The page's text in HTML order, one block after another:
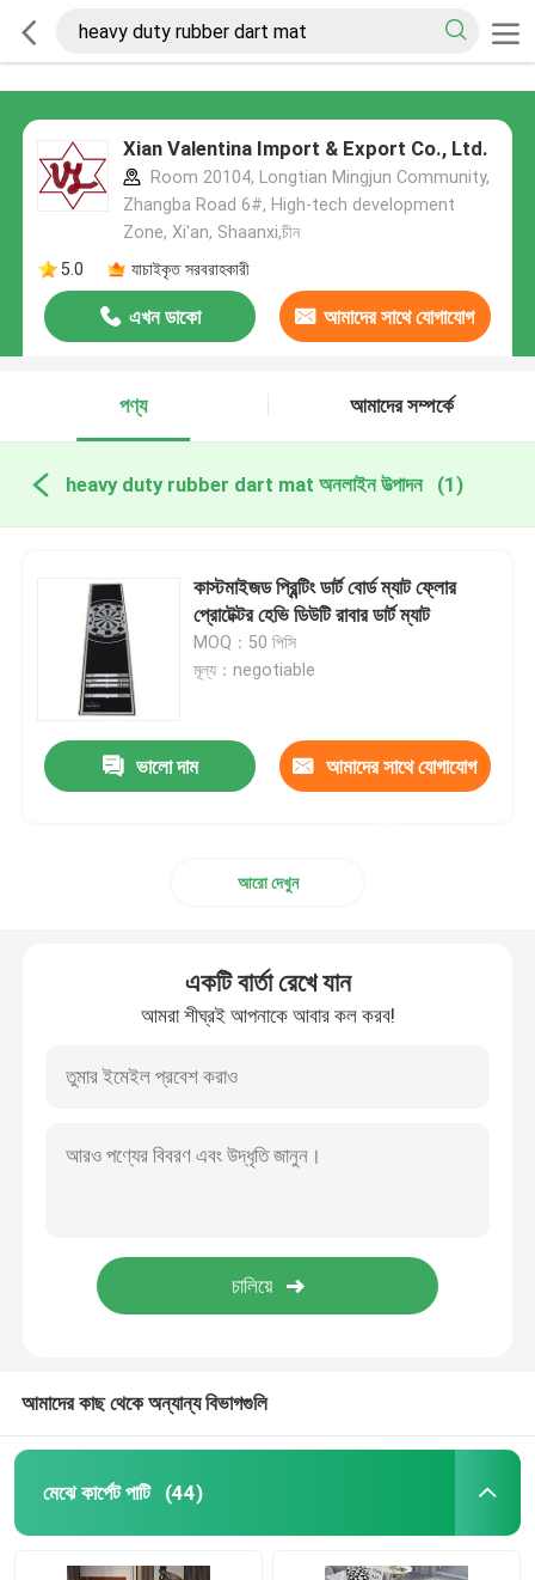
Xian Valentina Import & Export Co., Ltd.
Room 20104, Longtian Mingjun Community,
Zhangba Road 6#, High-tech development
Zone, Xi'an, Shaanxi,চীন
5.0
যাচাইকৃত সরবরাহকারী
এখন ডাকো আমাদের সাথে যোগাযোগ
পণ্য
আমাদের সম্পর্কে
heavy duty rubber dart mat অনলাইন উত্পাদন (1)
কাস্টমাইজড প্রিন্টিং ডার্ট বোর্ড ম্যাট ফ্লোর
প্রোটেক্টর হেভি ডিউটি ​​রাবার ডার্ট ম্যাট
MOQ：50 পিসি
মূল্য：negotiable
ভালো দাম আমাদের সাথে যোগাযোগ
আরো দেখুন
একটি বার্তা রেখে যান
আমরা শীঘ্রই আপনাকে আবার কল করব!
আমাদের কাছ থেকে অন্যান্য বিভাগগুলি
মেঝে কার্পেট পাটি (44)